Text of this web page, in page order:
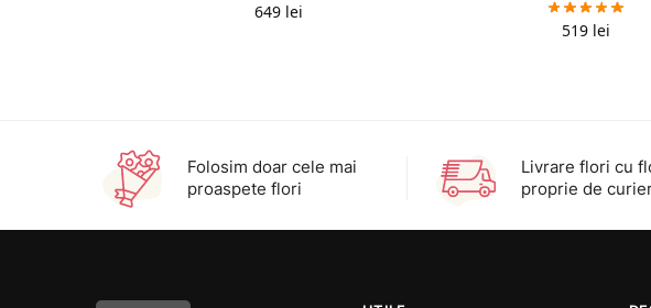
649 lei
519 lei
Folosim doar cele mai
proaspete flori
Livrare flori cu
proprie de